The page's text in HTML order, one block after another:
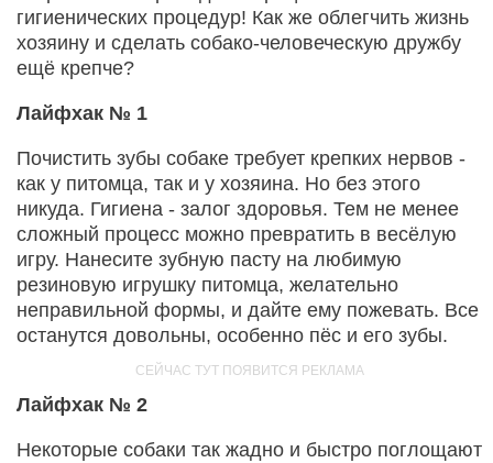
гигиенических процедур! Как же облегчить жизнь
хозяину и сделать собако-человеческую дружбу
ещё крепче?
Лайфхак № 1
Почистить зубы собаке требует крепких нервов -
как у питомца, так и у хозяина. Но без этого
никуда. Гигиена - залог здоровья. Тем не менее
сложный процесс можно превратить в весёлую
игру. Нанесите зубную пасту на любимую
резиновую игрушку питомца, желательно
неправильной формы, и дайте ему пожевать. Все
останутся довольны, особенно пёс и его зубы.
Лайфхак № 2
Некоторые собаки так жадно и быстро поглощают